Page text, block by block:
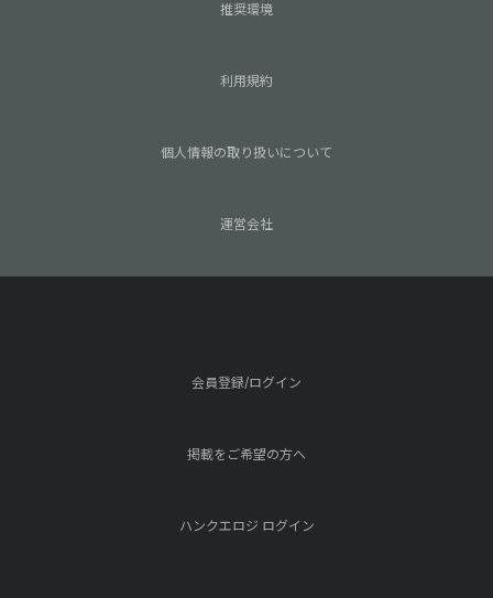
推奨環境
利用規約
個人情報の取り扱いについて
運営会社
会員登録/ログイン
掲載をご希望の方へ
ハンクエロジ ログイン